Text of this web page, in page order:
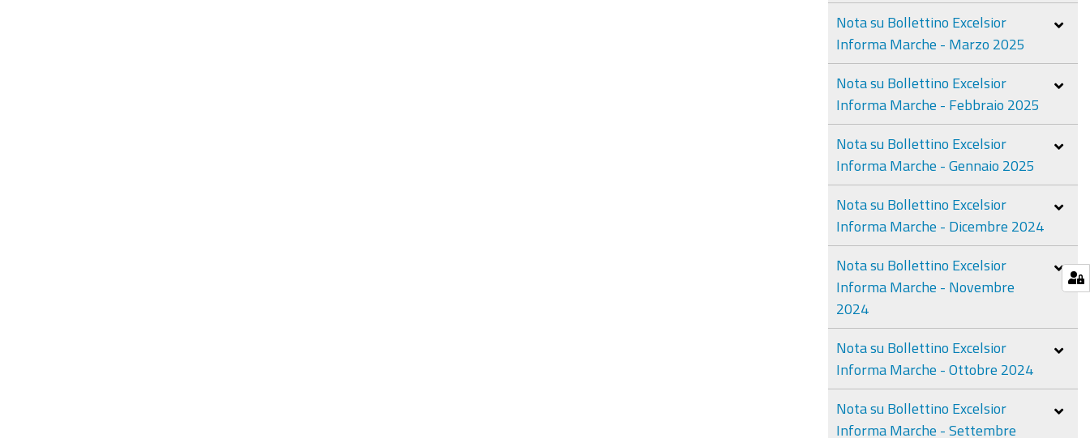
Nota su Bollettino Excelsior
Informa Marche - Marzo 2025
Nota su Bollettino Excelsior
Informa Marche - Febbraio 2025
Nota su Bollettino Excelsior
Informa Marche - Gennaio 2025
Nota su Bollettino Excelsior
Informa Marche - Dicembre 2024
Nota su Bollettino Excelsior
Informa Marche - Novembre
2024
Nota su Bollettino Excelsior
Informa Marche - Ottobre 2024
Nota su Bollettino Excelsior
Informa Marche - Settembre